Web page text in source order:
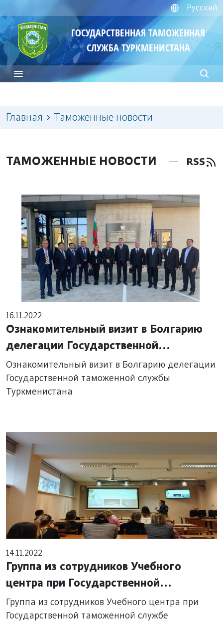
Русский
ГОСУДАРСТВЕННАЯ ТАМОЖЕННАЯ
СЛУЖБА ТУРКМЕНИСТАНА
Главная Таможенные новости
ТАМОЖЕННЫЕ НОВОСТИ RSS
16.11.2022
Ознакомительный визит в Болгарию
делегации Государственной
таможенной службы Туркменистана
Ознакомительный визит в Болгарию делегации
Государственной таможенной службы
Туркменистана
14.11.2022
Группа из сотрудников Учебного
центра при Государственной
таможенной службе Туркменистана
обменялись опытом с Латвийскими
Группа из сотрудников Учебного центра при
Государственной таможенной службе